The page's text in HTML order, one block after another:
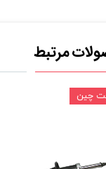
مرتبط
چین